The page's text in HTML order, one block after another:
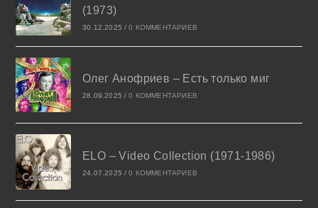
(1973)
30.12.2025 / 0 КОММЕНТАРИЕВ
Олег Анофриев – Есть только миг
28.09.2025 / 0 КОММЕНТАРИЕВ
ELO – Video Collection (1971-1986)
24.07.2025 / 0 КОММЕНТАРИЕВ